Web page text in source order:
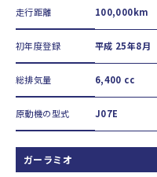
走行距離 100,000km
初年度登録 平成 25年8月
総排気量 6,400 cc
原動機の型式 J07E
ガーラミオ